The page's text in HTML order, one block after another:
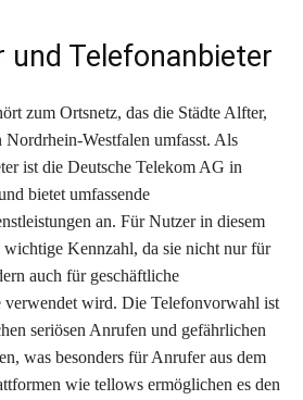
und Telefonanbieter
zum Ortsnetz, das die Städte Alfter,
Westfalen umfasst. Als
ist die Deutsche Telekom AG in
bietet umfassende
an. Für Nutzer in diesem
wichtige Kennzahl, da sie nicht nur für
auch für geschäftliche
verwendet wird. Die Telefonvorwahl ist
seriösen Anrufen und gefährlichen
was besonders für Anrufer aus dem
wie tellows ermöglichen es den